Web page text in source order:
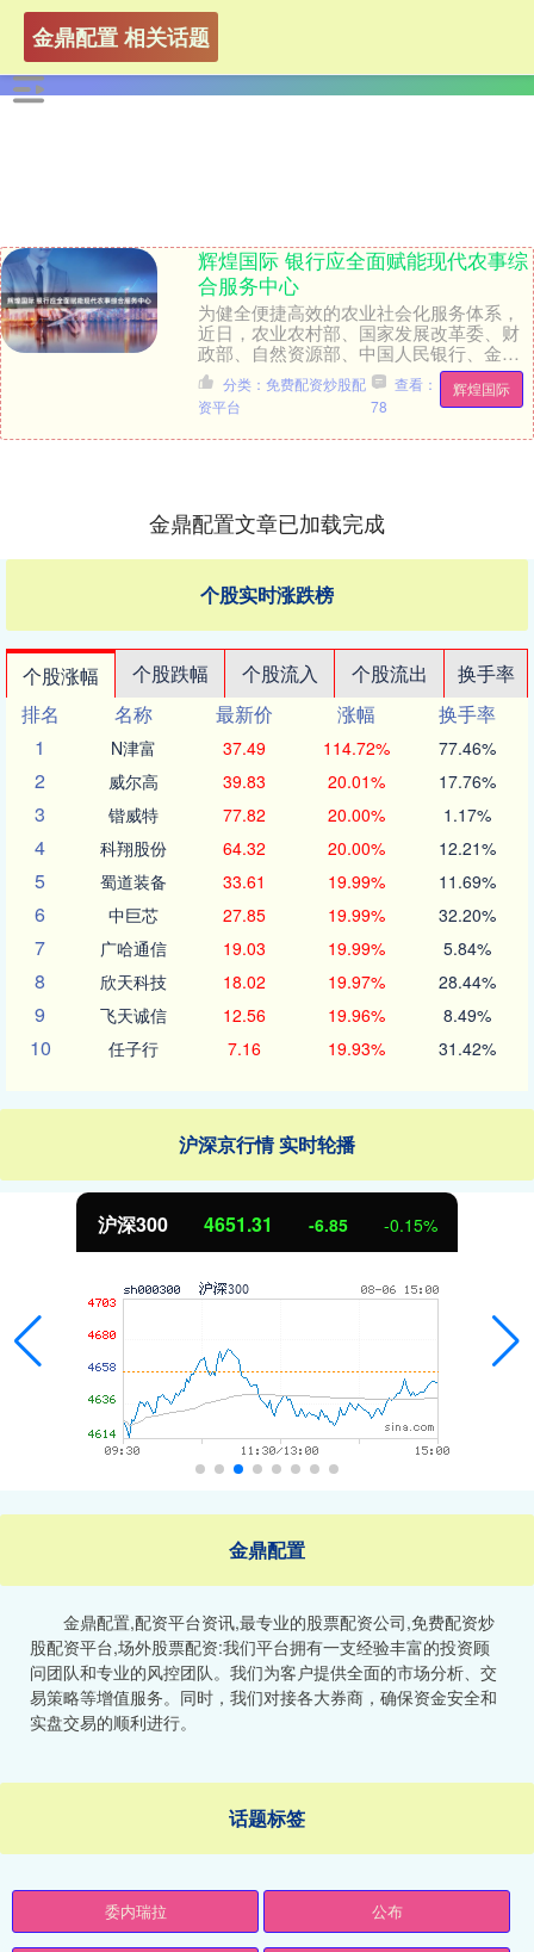
金鼎配置 相关话题
辉煌国际 银行应全面赋能现代农事综
合服务中心
为健全便捷高效的农业社会化服务体系，
近日，农业农村部、国家发展改革委、财
政部、自然资源部、中国人民银行、金融
监管总局等6部门联合印发《关于加强现代
农事综合服务中....
辉煌国际
分类：免费配资炒股配
资平台
查看：
78
金鼎配置文章已加载完成
个股实时涨跌榜
个股涨幅 个股跌幅 个股流入 个股流出
换手率
排名
名称 最新价 涨幅
换手率
1
N津富 37.49 114.72% 77.46%
2 威尔高 39.83 20.01% 17.76%
3 锴威特 77.82 20.00% 1.17%
4 科翔股份 64.32 20.00% 12.21%
5 蜀道装备 33.61 19.99% 11.69%
6 中巨芯 27.85 19.99% 32.20%
7 广哈通信 19.03 19.99% 5.84%
8 欣天科技 18.02 19.97% 28.44%
9 飞天诚信 12.56 19.96% 8.49%
10 任子行 7.16 19.93% 31.42%
沪深京行情 实时轮播
沪深300 4651.31 -6.85 -0.15%
金鼎配置
金鼎配置,配资平台资讯,最专业的股票配资公司,免费配资炒
股配资平台,场外股票配资:我们平台拥有一支经验丰富的投资顾
问团队和专业的风控团队。我们为客户提供全面的市场分析、交
易策略等增值服务。同时，我们对接各大券商，确保资金安全和
实盘交易的顺利进行。
话题标签
委内瑞拉 公布